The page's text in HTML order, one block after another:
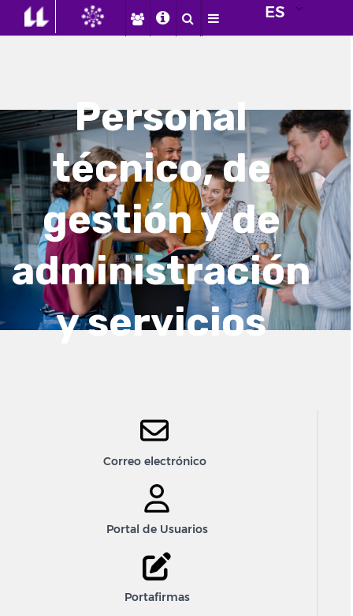
ES
Personal
técnico, de
gestión y de
administración
y servicios
Correo electrónico
Portal de Usuarios
Portafirmas